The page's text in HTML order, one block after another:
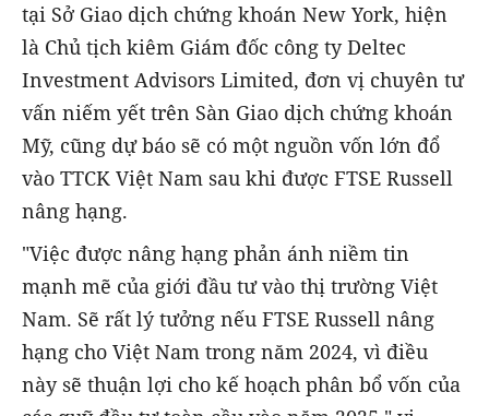
tại Sở Giao dịch chứng khoán New York, hiện
là Chủ tịch kiêm Giám đốc công ty Deltec
Investment Advisors Limited, đơn vị chuyên tư
vấn niếm yết trên Sàn Giao dịch chứng khoán
Mỹ, cũng dự báo sẽ có một nguồn vốn lớn đổ
vào TTCK Việt Nam sau khi được FTSE Russell
nâng hạng.
"Việc được nâng hạng phản ánh niềm tin
mạnh mẽ của giới đầu tư vào thị trường Việt
Nam. Sẽ rất lý tưởng nếu FTSE Russell nâng
hạng cho Việt Nam trong năm 2024, vì điều
này sẽ thuận lợi cho kế hoạch phân bổ vốn của